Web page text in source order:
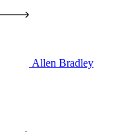
Allen Bradley